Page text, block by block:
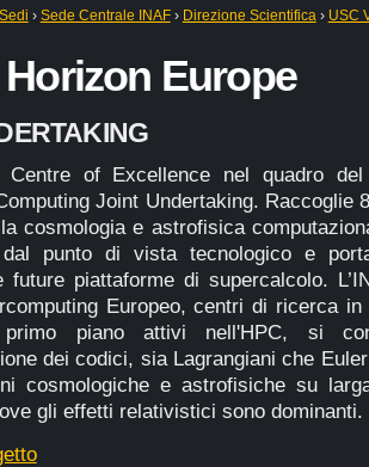
Sedi › Sede Centrale INAF › Direzione Scientifica › USC
Horizon Europe
of Excellence nel quadro del
Joint Undertaking. Raccoglie
cosmologia e astrofisica
dal punto di vista tecnologico e
future piattaforme di supercalcolo.
Europeo, centri di ricerca
piano attivi nell'HPC, si
dei codici, sia Lagrangiani che
cosmologiche e astrofisiche su
gli effetti relativistici sono dominanti.